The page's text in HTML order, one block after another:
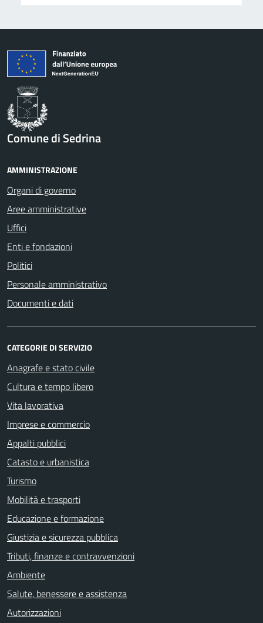
Comune di Sedrina
AMMINISTRAZIONE
Organi di governo
Aree amministrative
Uffici
Enti e fondazioni
Politici
Personale amministrativo
Documenti e dati
CATEGORIE DI SERVIZIO
Anagrafe e stato civile
Cultura e tempo libero
Vita lavorativa
Imprese e commercio
Appalti pubblici
Catasto e urbanistica
Turismo
Mobilità e trasporti
Educazione e formazione
Giustizia e sicurezza pubblica
Tributi, finanze e contravvenzioni
Ambiente
Salute, benessere e assistenza
Autorizzazioni